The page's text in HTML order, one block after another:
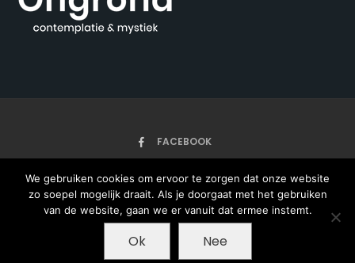
FACEBOOK
HOME ARTIKELEN ONZE AUTEURS OVER
We gebruiken cookies om ervoor te zorgen dat onze website
zo soepel mogelijk draait. Als je doorgaat met het gebruiken
van de website, gaan we er vanuit dat ermee instemt.
Ok Nee